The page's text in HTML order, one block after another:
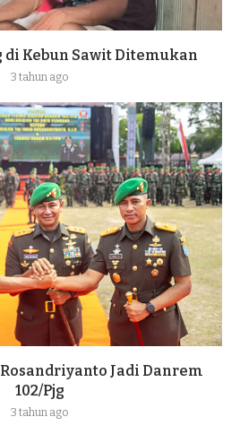
di Kebun Sawit Ditemukan
3 tahun ago
Jadi Danrem
102/Pjg
3 tahun ago